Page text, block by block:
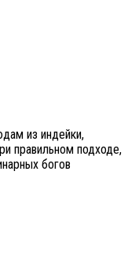
из индейки,
правильном подходе,
богов